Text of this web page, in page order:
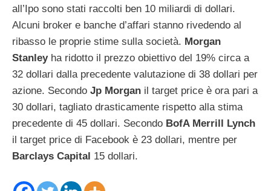
all’Ipo sono stati raccolti ben 10 miliardi di dollari.
Alcuni broker e banche d’affari stanno rivedendo al
ribasso le proprie stime sulla società. Morgan
Stanley ha ridotto il prezzo obiettivo del 19% circa a
32 dollari dalla precedente valutazione di 38 dollari per
azione. Secondo Jp Morgan il target price è ora pari a
30 dollari, tagliato drasticamente rispetto alla stima
precedente di 45 dollari. Secondo BofA Merrill Lynch
il target price di Facebook è 23 dollari, mentre per
Barclays Capital 15 dollari.